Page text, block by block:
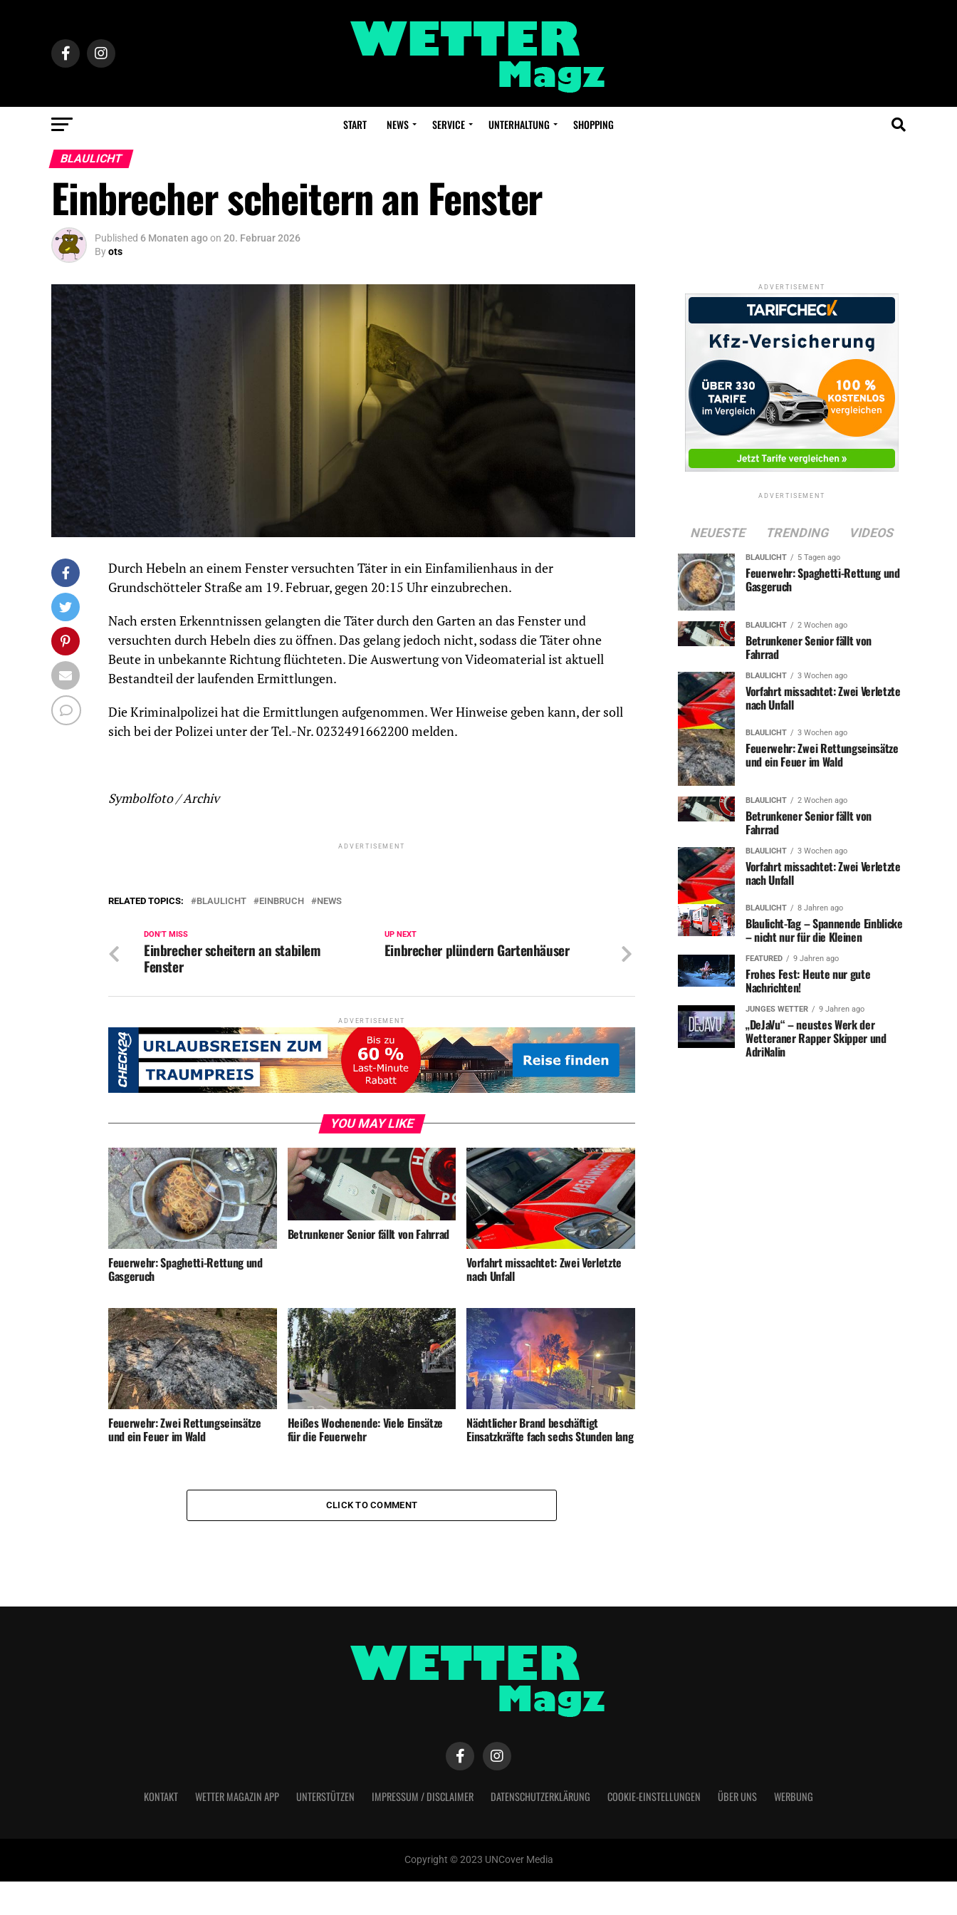
START NEWS SERVICE UNTERHALTUNG SHOPPING
BLAULICHT
Einbrecher scheitern an Fenster
Published 6 Monaten agoon 20. Februar 2026
Byots
Durch Hebeln an einem Fenster versuchten Täter in ein Einfamilienhaus in der
Grundschötteler Straße am 19. Februar, gegen 20:15 Uhr einzubrechen.
Nach ersten Erkenntnissen gelangten die Täter durch den Garten an das Fenster und
versuchten durch Hebeln dies zu öffnen. Das gelang jedoch nicht, sodass die Täter ohne
Beute in unbekannte Richtung flüchteten. Die Auswertung von Videomaterial ist aktuell
Bestandteil der laufenden Ermittlungen.
Die Kriminalpolizei hat die Ermittlungen aufgenommen. Wer Hinweise geben kann, der soll
sich bei der Polizei unter der Tel.-Nr. 0232491662200 melden.
Symbolfoto / Archiv
ADVERTISEMENT
RELATED TOPICS: BLAULICHT EINBRUCH NEWS
UP NEXT
Einbrecher plündern Gartenhäuser
DON'T MISS
Einbrecher scheitern an stabilem
Fenster
ADVERTISEMENT
YOU MAY LIKE
Feuerwehr: Spaghetti-Rettung und
Gasgeruch
Betrunkener Senior fällt von Fahrrad
Vorfahrt missachtet: Zwei Verletzte
nach Unfall
Feuerwehr: Zwei Rettungseinsätze
und ein Feuer im Wald
Heißes Wochenende: Viele Einsätze
für die Feuerwehr
Nächtlicher Brand beschäftigt
Einsatzkräfte fach sechs Stunden lang
CLICK TO COMMENT
ADVERTISEMENT
ADVERTISEMENT
NEUESTE TRENDING VIDEOS
BLAULICHT 5 Tagen ago
Feuerwehr: Spaghetti-Rettung und
Gasgeruch
BLAULICHT 2 Wochen ago
Betrunkener Senior fällt von
Fahrrad
BLAULICHT 3 Wochen ago
Vorfahrt missachtet: Zwei Verletzte
nach Unfall
BLAULICHT 3 Wochen ago
Feuerwehr: Zwei Rettungseinsätze
und ein Feuer im Wald
BLAULICHT 2 Wochen ago
Betrunkener Senior fällt von
Fahrrad
BLAULICHT 3 Wochen ago
Vorfahrt missachtet: Zwei Verletzte
nach Unfall
BLAULICHT 8 Jahren ago
Blaulicht-Tag – Spannende Einblicke
– nicht nur für die Kleinen
FEATURED 9 Jahren ago
Frohes Fest: Heute nur gute
Nachrichten!
JUNGES WETTER 9 Jahren ago
„DeJaVu“ – neustes Werk der
Wetteraner Rapper Skipper und
AdriNalin
KONTAKT WETTER MAGAZIN APP UNTERSTÜTZEN IMPRESSUM / DISCLAIMER DATENSCHUTZERKLÄRUNG COOKIE-EINSTELLUNGEN ÜBER UNS WERBUNG
Copyright © 2023 UNCover Media